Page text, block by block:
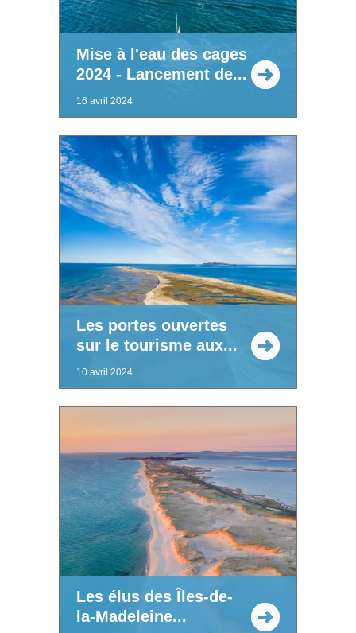
Mise à l'eau des cages
2024 - Lancement de...
16 avril 2024
Les portes ouvertes
sur le tourisme aux...
10 avril 2024
Les élus des Îles-de-
la-Madeleine...